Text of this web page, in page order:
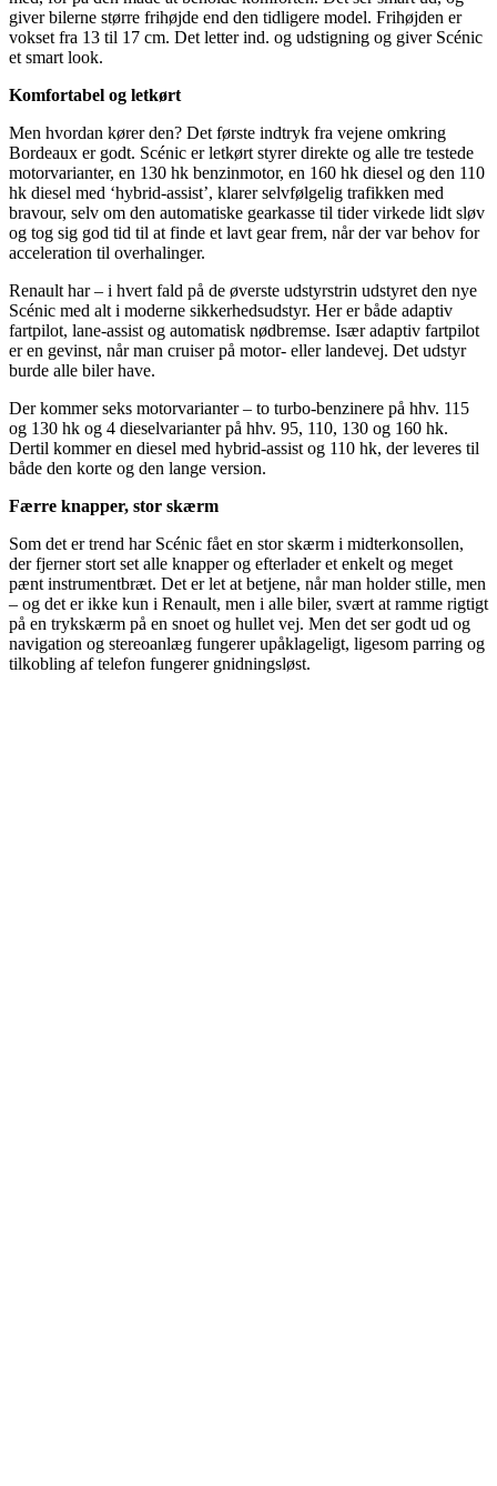
giver bilerne større frihøjde end den tidligere model. Frihøjden er
vokset fra 13 til 17 cm. Det letter ind. og udstigning og giver Scénic
et smart look.
Komfortabel og letkørt
Men hvordan kører den? Det første indtryk fra vejene omkring
Bordeaux er godt. Scénic er letkørt styrer direkte og alle tre testede
motorvarianter, en 130 hk benzinmotor, en 160 hk diesel og den 110
hk diesel med ‘hybrid-assist’, klarer selvfølgelig trafikken med
bravour, selv om den automatiske gearkasse til tider virkede lidt sløv
og tog sig god tid til at finde et lavt gear frem, når der var behov for
acceleration til overhalinger.
Renault har – i hvert fald på de øverste udstyrstrin udstyret den nye
Scénic med alt i moderne sikkerhedsudstyr. Her er både adaptiv
fartpilot, lane-assist og automatisk nødbremse. Især adaptiv fartpilot
er en gevinst, når man cruiser på motor- eller landevej. Det udstyr
burde alle biler have.
Der kommer seks motorvarianter – to turbo-benzinere på hhv. 115
og 130 hk og 4 dieselvarianter på hhv. 95, 110, 130 og 160 hk.
Dertil kommer en diesel med hybrid-assist og 110 hk, der leveres til
både den korte og den lange version.
Færre knapper, stor skærm
Som det er trend har Scénic fået en stor skærm i midterkonsollen,
der fjerner stort set alle knapper og efterlader et enkelt og meget
pænt instrumentbræt. Det er let at betjene, når man holder stille, men
– og det er ikke kun i Renault, men i alle biler, svært at ramme rigtigt
på en trykskærm på en snoet og hullet vej. Men det ser godt ud og
navigation og stereoanlæg fungerer upåklageligt, ligesom parring og
tilkobling af telefon fungerer gnidningsløst.